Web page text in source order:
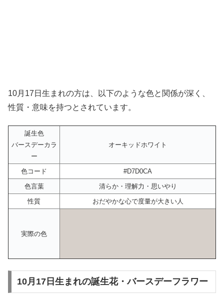
10月17日生まれの方は、以下のような色と関係が深く、
性質・意味を持つとされています。
誕生色
バースデーカラ
ー
オーキッドホワイト
色コード
#D7D0CA
色言葉
清らか・理解力・思いやり
性質
おだやかな心で度量が大きい人
実際の色
10月17日生まれの誕生花・バースデーフラワー